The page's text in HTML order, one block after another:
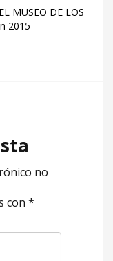
MUSEO DE LOS
2015
no
con *